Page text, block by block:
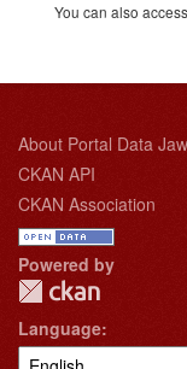
You can also
About Portal Data
CKAN API
CKAN Association
Powered by
Language